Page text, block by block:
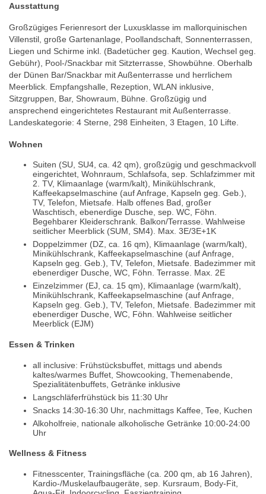
Ausstattung
Großzügiges Ferienresort der Luxusklasse im mallorquinischen
Villenstil, große Gartenanlage, Poollandschaft, Sonnenterrassen,
Liegen und Schirme inkl. (Badetücher geg. Kaution, Wechsel geg.
Gebühr), Pool-/Snackbar mit Sitzterrasse, Showbühne. Oberhalb
der Dünen Bar/Snackbar mit Außenterrasse und herrlichem
Meerblick. Empfangshalle, Rezeption, WLAN inklusive,
Sitzgruppen, Bar, Showraum, Bühne. Großzügig und
ansprechend eingerichtetes Restaurant mit Außenterrasse.
Landeskategorie: 4 Sterne, 298 Einheiten, 3 Etagen, 10 Lifte.
Wohnen
Suiten (SU, SU4, ca. 42 qm), großzügig und geschmackvoll
eingerichtet, Wohnraum, Schlafsofa, sep. Schlafzimmer mit
2. TV, Klimaanlage (warm/kalt), Minikühlschrank,
Kaffeekapselmaschine (auf Anfrage, Kapseln geg. Geb.),
TV, Telefon, Mietsafe. Halb offenes Bad, großer
Waschtisch, ebenerdige Dusche, sep. WC, Föhn.
Begehbarer Kleiderschrank. Balkon/Terrasse. Wahlweise
seitlicher Meerblick (SUM, SM4). Max. 3E/3E+1K
Doppelzimmer (DZ, ca. 16 qm), Klimaanlage (warm/kalt),
Minikühlschrank, Kaffeekapselmaschine (auf Anfrage,
Kapseln geg. Geb.), TV, Telefon, Mietsafe. Badezimmer mit
ebenerdiger Dusche, WC, Föhn. Terrasse. Max. 2E
Einzelzimmer (EJ, ca. 15 qm), Klimaanlage (warm/kalt),
Minikühlschrank, Kaffeekapselmaschine (auf Anfrage,
Kapseln geg. Geb.), TV, Telefon, Mietsafe. Badezimmer mit
ebenerdiger Dusche, WC, Föhn. Wahlweise seitlicher
Meerblick (EJM)
Essen & Trinken
all inclusive: Frühstücksbuffet, mittags und abends
kaltes/warmes Buffet, Showcooking, Themenabende,
Spezialitätenbuffets, Getränke inklusive
Langschläferfrühstück bis 11:30 Uhr
Snacks 14:30-16:30 Uhr, nachmittags Kaffee, Tee, Kuchen
Alkoholfreie, nationale alkoholische Getränke 10:00-24:00
Uhr
Wellness & Fitness
Fitnesscenter, Trainingsfläche (ca. 200 qm, ab 16 Jahren),
Kardio-/Muskelaufbaugeräte, sep. Kursraum, Body-Fit,